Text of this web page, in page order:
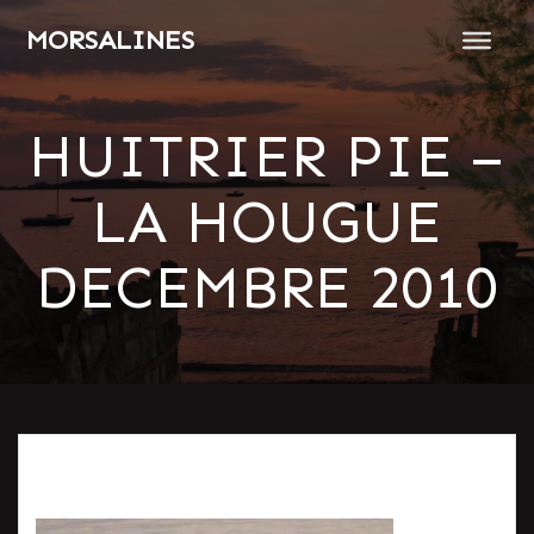
contenu
MORSALINES
HUITRIER PIE –
LA HOUGUE
DECEMBRE 2010